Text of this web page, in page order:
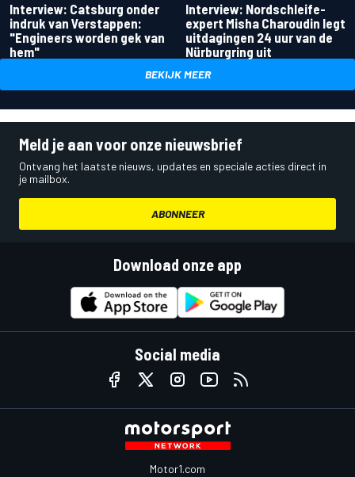
Interview: Catsburg onder
indruk van Verstappen:
"Engineers worden gek van
hem"
Interview: Nordschleife-
expert Misha Charoudin legt
uitdagingen 24 uur van de
Nürburgring uit
BEKIJK MEER
Meld je aan voor onze nieuwsbrief
Ontvang het laatste nieuws, updates en speciale acties direct in
je mailbox.
ABONNEER
Download onze app
Social media
Motor1.com